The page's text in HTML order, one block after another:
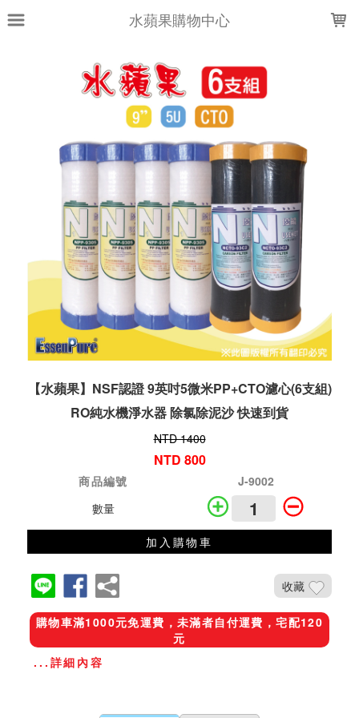
水蘋果購物中心
【水蘋果】NSF認證 9英吋5微米PP+CTO濾心(6支組)
RO純水機淨水器 除氯除泥沙 快速到貨
NTD 1400
NTD 800
商品編號
J-9002
數量
加入購物車
收藏
購物車滿1000元免運費，未滿者自付運費，宅配120
元
...詳細內容